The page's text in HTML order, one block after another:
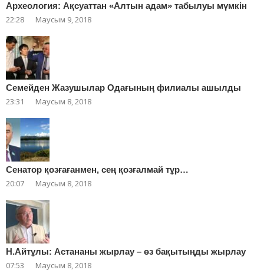
Археология: Ақсуаттан «Алтын адам» табылуы мүмкін
22:28 Маусым 9, 2018
Cемейден Жазушылар Одағының филиалы ашылды
23:31 Маусым 8, 2018
Сенатор қозғағанмен, сең қозғалмай тұр…
20:07 Маусым 8, 2018
Н.Айтұлы: Астананы жырлау – өз бақытыңды жырлау
07:53 Маусым 8, 2018